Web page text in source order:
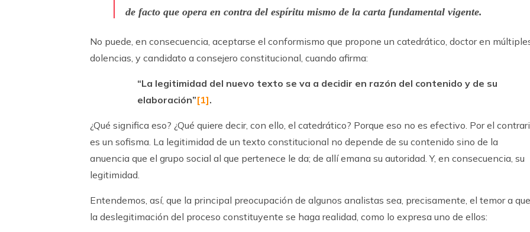
de facto que opera en contra del espíritu mismo de la carta fundamental vigente.
No puede, en consecuencia, aceptarse el conformismo que propone un catedrático, doctor en
dolencias, y candidato a consejero constitucional, cuando afirma:
“La legitimidad del nuevo texto se va a decidir en razón del contenido y de su
elaboración”[1].
¿Qué significa eso? ¿Qué quiere decir, con ello, el catedrático? Porque eso no es efectivo. Por el
es un sofisma. La legitimidad de un texto constitucional no depende de su contenido sino de la
anuencia que el grupo social al que pertenece le da; de allí emana su autoridad. Y, en consecuencia, su
legitimidad.
Entendemos, así, que la principal preocupación de algunos analistas sea, precisamente, el temor a que
la deslegitimación del proceso constituyente se haga realidad, como lo expresa uno de ellos: